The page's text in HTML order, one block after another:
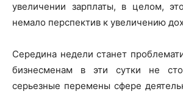
увеличении зарплаты, в целом,
немало перспектив к увеличению
Середина недели станет
бизнесменам в эти сутки не
серьезные перемены сфере